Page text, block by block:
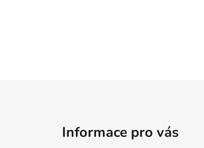
Informace pro vás